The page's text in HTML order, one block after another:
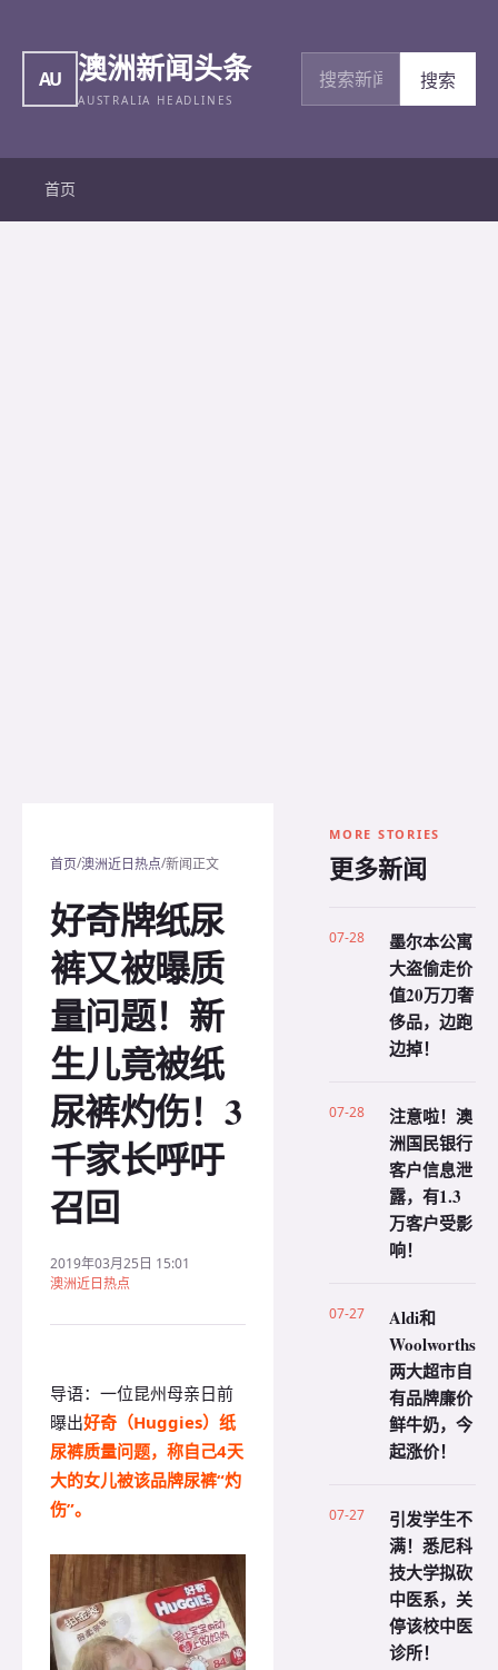
AU 澳洲新闻头条
AUSTRALIA HEADLINES
搜索新闻
搜索
首页
首页/澳洲近日热点/新闻正文
好奇牌纸尿
裤又被曝质
量问题！新
生儿竟被纸
尿裤灼伤！3
千家长呼吁
召回
2019年03月25日 15:01
澳洲近日热点
导语：一位昆州母亲日前
曝出好奇（Huggies）纸
尿裤质量问题，称自己4天
大的女儿被该品牌尿裤“灼
伤”。
MORE STORIES
更多新闻
07-28
墨尔本公寓
大盗偷走价
值20万刀奢
侈品，边跑
边掉！
07-28
注意啦！澳
洲国民银行
客户信息泄
露，有1.3
万客户受影
响！
07-27
Aldi和
Woolworths
两大超市自
有品牌廉价
鲜牛奶，今
起涨价！
07-27
引发学生不
满！悉尼科
技大学拟砍
中医系，关
停该校中医
诊所！